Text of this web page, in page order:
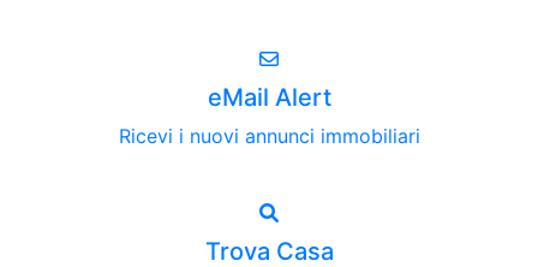
eMail Alert
Ricevi i nuovi annunci immobiliari
Trova Casa